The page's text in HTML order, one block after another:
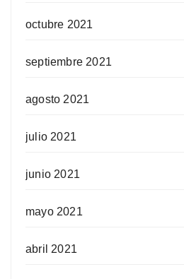
octubre 2021
septiembre 2021
agosto 2021
julio 2021
junio 2021
mayo 2021
abril 2021